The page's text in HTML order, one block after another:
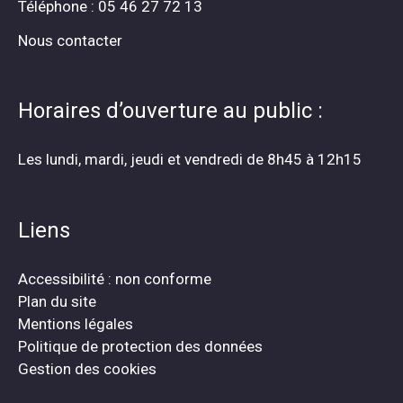
Téléphone : 05 46 27 72 13
Nous contacter
Horaires d’ouverture au public :
Les lundi, mardi, jeudi et vendredi de 8h45 à 12h15
Liens
Accessibilité : non conforme
Plan du site
Mentions légales
Politique de protection des données
Gestion des cookies